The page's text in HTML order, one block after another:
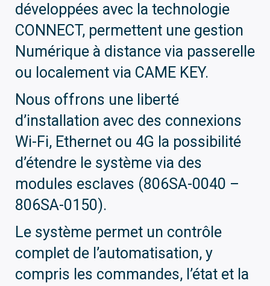
développées avec la technologie
CONNECT, permettent une gestion
Numérique à distance via passerelle
ou localement via CAME KEY.
Nous offrons une liberté
d’installation avec des connexions
Wi-Fi, Ethernet ou 4G la possibilité
d’étendre le système via des
modules esclaves (806SA-0040 –
806SA-0150).
Le système permet un contrôle
complet de l’automatisation, y
compris les commandes, l’état et la